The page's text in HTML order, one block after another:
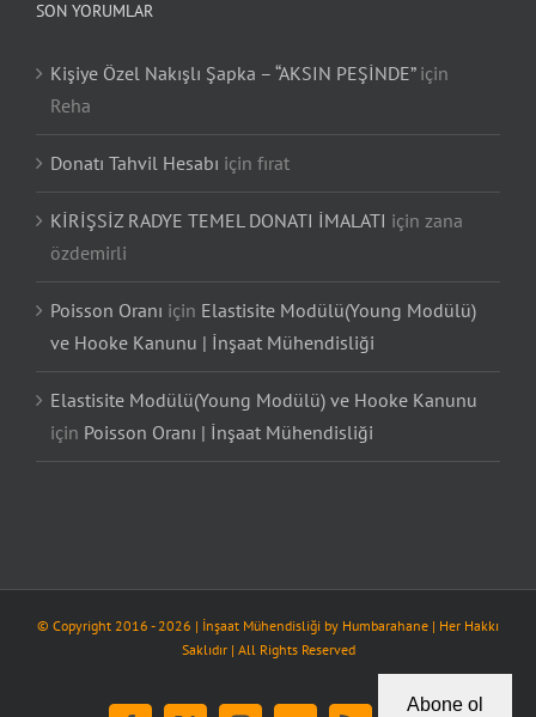
SON YORUMLAR
Kişiye Özel Nakışlı Şapka – “AKSIN PEŞİNDE”için
Reha
Donatı Tahvil Hesabı için fırat
KİRİŞSİZ RADYE TEMEL DONATI İMALATI için zana
özdemirli
Poisson Oranı için Elastisite Modülü(Young Modülü)
ve Hooke Kanunu | İnşaat Mühendisliği
Elastisite Modülü(Young Modülü) ve Hooke Kanunu
için Poisson Oranı | İnşaat Mühendisliği
© Copyright 2016 -2026 | İnşaat Mühendisliği by Humbarahane | Her Hakkı
Saklıdır | All Rights Reserved
Abone ol